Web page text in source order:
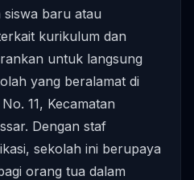
baru atau
kurikulum dan
untuk langsung
yang beralamat di
11, Kecamatan
Dengan staf
sekolah ini berupaya
orang tua dalam